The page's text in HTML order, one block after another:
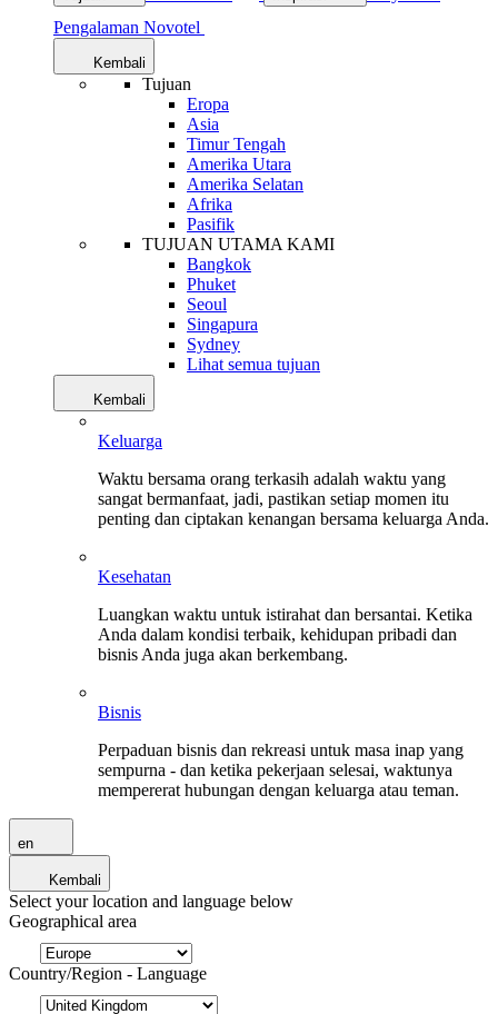
Pengalaman Novotel
Kembali
Tujuan
Eropa
Asia
Timur Tengah
Amerika Utara
Amerika Selatan
Afrika
Pasifik
TUJUAN UTAMA KAMI
Bangkok
Phuket
Seoul
Singapura
Sydney
Lihat semua tujuan
Kembali
Keluarga
Waktu bersama orang terkasih adalah waktu yang
sangat bermanfaat, jadi, pastikan setiap momen itu
penting dan ciptakan kenangan bersama keluarga Anda.
Kesehatan
Luangkan waktu untuk istirahat dan bersantai. Ketika
Anda dalam kondisi terbaik, kehidupan pribadi dan
bisnis Anda juga akan berkembang.
Bisnis
Perpaduan bisnis dan rekreasi untuk masa inap yang
sempurna - dan ketika pekerjaan selesai, waktunya
mempererat hubungan dengan keluarga atau teman.
en
Kembali
Select your location and language below
Geographical area
Country/Region - Language